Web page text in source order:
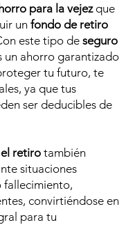
para la vejezque
un fondo de retiro
este tipo de seguro
un ahorro garantizado
tu futuro, te
ya que tus
ser deducibles de
retiro también
situaciones
fallecimiento,
convirtiéndose en
para tu